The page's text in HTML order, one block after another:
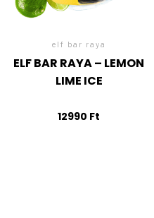
elf bar raya
ELF BAR RAYA – LEMON
LIME ICE
12990 Ft